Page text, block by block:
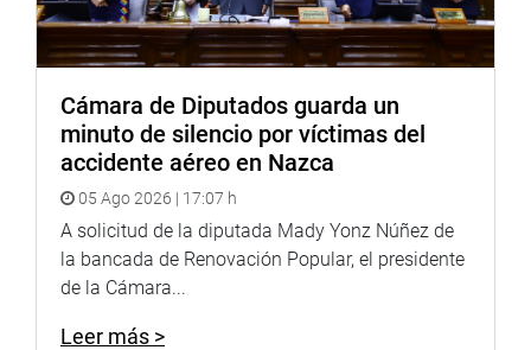
Cámara de Diputados guarda un
minuto de silencio por víctimas del
accidente aéreo en Nazca
05 Ago 2026 | 17:07 h
A solicitud de la diputada Mady Yonz Núñez de
la bancada de Renovación Popular, el presidente
de la Cámara...
Leer más >